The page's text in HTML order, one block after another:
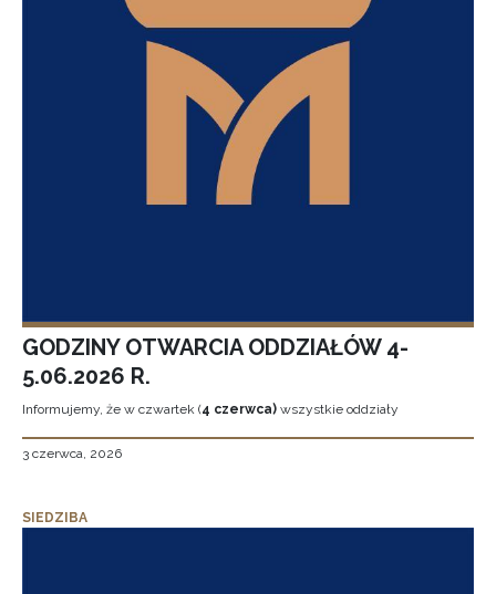
GODZINY OTWARCIA ODDZIAŁÓW 4-
5.06.2026 R.
Informujemy, że w czwartek (4 czerwca) wszystkie oddziały
3 czerwca, 2026
SIEDZIBA